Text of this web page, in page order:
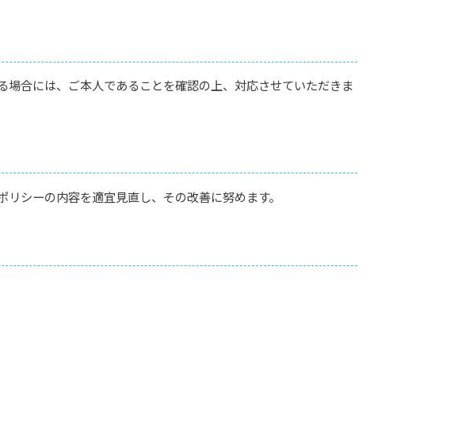
合には、ご本人であることを確認の上、対応させていただきま
シーの内容を適宜見直し、その改善に努めます。